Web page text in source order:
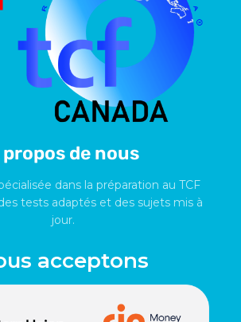
propos de nous
dans la préparation au TCF
tests adaptés et des sujets mis à
jour.
acceptons